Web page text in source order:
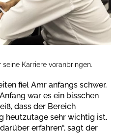
Karriere voranbringen.
fiel Amr anfangs schwer,
war es ein bisschen
dass der Bereich
heutzutage sehr wichtig ist.
erfahren“, sagt der